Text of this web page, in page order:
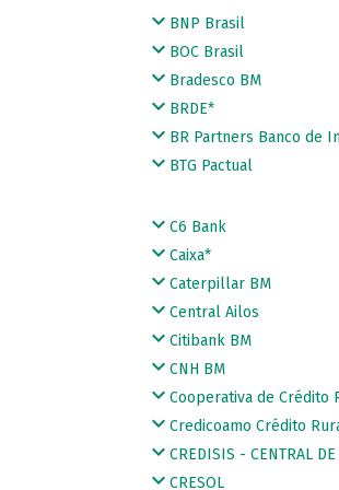
BNP Brasil
BOC Brasil
Bradesco BM
BRDE*
BR Partners Banco de
BTG Pactual
C6 Bank
Caixa*
Caterpillar BM
Central Ailos
Citibank BM
CNH BM
Cooperativa de Crédito
Credicoamo Crédito
CREDISIS - CENTRAL
CRESOL